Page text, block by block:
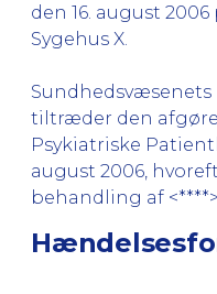
den 16. august
Sygehus X.
tiltræder den
Psykiatriske
august 2006,
behandling af